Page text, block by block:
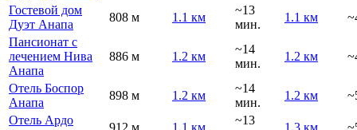
Гостевой дом
Дуэт Анапа
808 м 1.1 км
~13
мин.
1.1 км
Пансионат с
лечением Нива
Анапа
886 м 1.2 км
~14
мин.
1.2 км
Отель Боспор
Анапа
898 м 1.2 км
~14
мин.
1.2 км
Отель Ардо
912 м 1.1 км
~13
1.3 км